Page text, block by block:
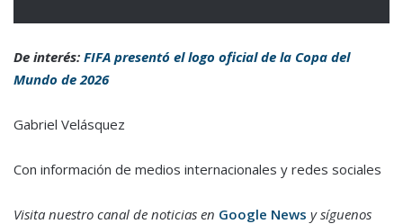
De interés: FIFA presentó el logo oficial de la Copa del
Mundo de 2026
Gabriel Velásquez
Con información de medios internacionales y redes sociales
Visita nuestro canal de noticias en Google News y síguenos